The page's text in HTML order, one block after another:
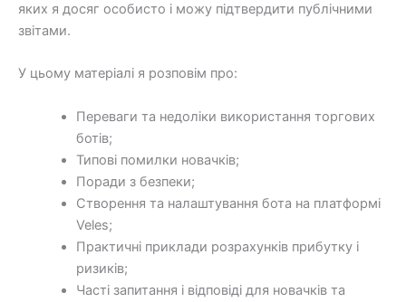
яких я досяг особисто і можу підтвердити публічними
звітами.
У цьому матеріалі я розповім про:
Переваги та недоліки використання торгових
ботів;
Типові помилки новачків;
Поради з безпеки;
Створення та налаштування бота на платформі
Veles;
Практичні приклади розрахунків прибутку і
ризиків;
Часті запитання і відповіді для новачків та